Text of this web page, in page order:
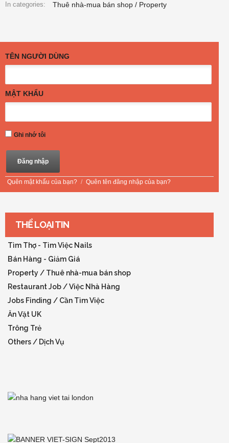
In categories: Thuê nhà-mua bán shop / Property
TÊN NGƯỜI DÙNG
MẬT KHẨU
Ghi nhớ tôi
Quên mật khẩu của bạn? / Quên tên đăng nhập của bạn?
THỂ LOẠI TIN
Tìm Thợ - Tìm Việc Nails
Bán Hàng - Giảm Giá
Property / Thuê nhà-mua bán shop
Restaurant Job / Việc Nhà Hàng
Jobs Finding / Cần Tìm Việc
Ăn Vặt UK
Trông Trẻ
Others / Dịch Vụ